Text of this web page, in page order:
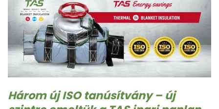
Három új ISO tanúsítvány – új